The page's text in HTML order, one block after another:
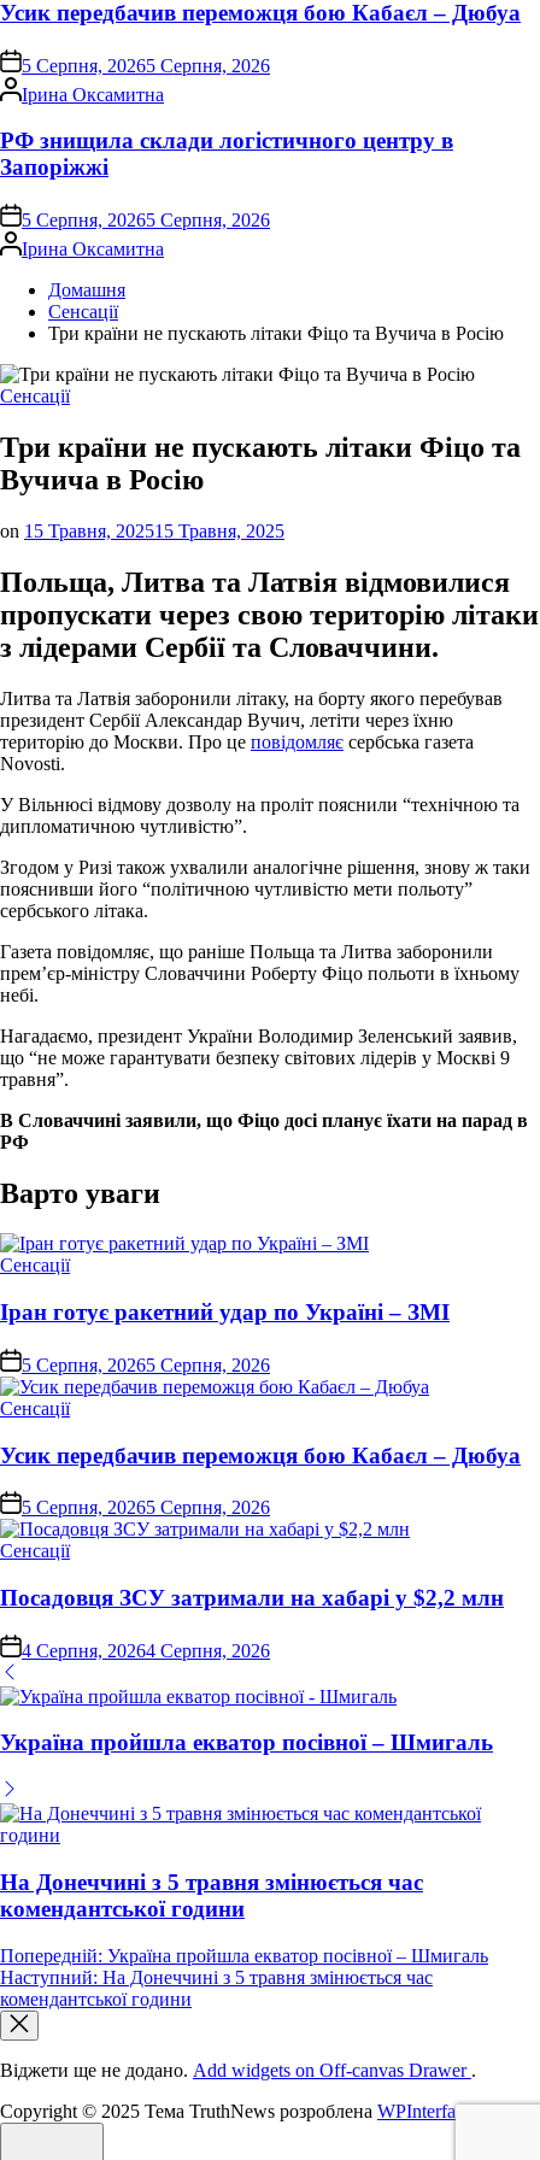
Усик передбачив переможця бою Кабаєл – Дюбуа
on 5 Серпня, 20265 Серпня, 2026
Опубліковано
Ірина Оксамитна
РФ знищила склади логістичного центру в
Запоріжжі
on 5 Серпня, 20265 Серпня, 2026
Опубліковано
Ірина Оксамитна
Домашня
Сенсації
Три країни не пускають літаки Фіцо та Вучича в Росію
Опублікувати
Сенсації
Три країни не пускають літаки Фіцо та
Вучича в Росію
on 15 Травня, 202515 Травня, 2025
Польща, Литва та Латвія відмовилися
пропускати через свою територію літаки
з лідерами Сербії та Словаччини.
Литва та Латвія заборонили літаку, на борту якого перебував
президент Сербії Александар Вучич, летіти через їхню
територію до Москви. Про це повідомляє сербська газета
Novosti.
У Вільнюсі відмову дозволу на проліт пояснили “технічною та
дипломатичною чутливістю”.
Згодом у Ризі також ухвалили аналогічне рішення, знову ж таки
пояснивши його “політичною чутливістю мети польоту”
сербського літака.
Газета повідомляє, що раніше Польща та Литва заборонили
прем’єр-міністру Словаччини Роберту Фіцо польоти в їхньому
небі.
Нагадаємо, президент України Володимир Зеленський заявив,
що “не може гарантувати безпеку світових лідерів у Москві 9
травня”.
В Словаччині заявили, що Фіцо досі планує їхати на парад в
РФ
Варто уваги
Опублікувати
Сенсації
Іран готує ракетний удар по Україні – ЗМІ
on 5 Серпня, 20265 Серпня, 2026
Опублікувати
Сенсації
Усик передбачив переможця бою Кабаєл – Дюбуа
on 5 Серпня, 20265 Серпня, 2026
Опублікувати
Сенсації
Посадовця ЗСУ затримали на хабарі у $2,2 млн
on4 Серпня, 20264 Серпня, 2026
Україна пройшла екватор посівної – Шмигаль
На Донеччині з 5 травня змінюється час
комендантської години
Навігація
записів
Попередній: Україна пройшла екватор посівної – Шмигаль
Наступний: На Донеччині з 5 травня змінюється час
комендантської години
Віджети ще не додано. Add widgets on Off-canvas Drawer .
Copyright © 2025 Тема TruthNews розроблена WPInterface.